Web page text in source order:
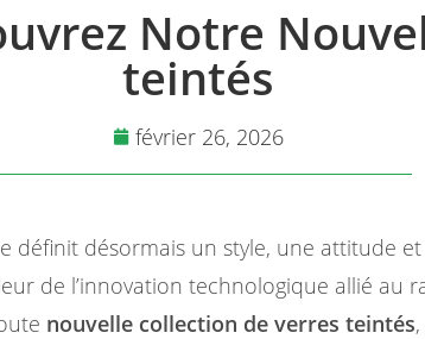
Notre
teintés
février 26, 2026
définit désormais un style, une attitude
de l’innovation technologique allié au
nouvelle collection de verres teintés